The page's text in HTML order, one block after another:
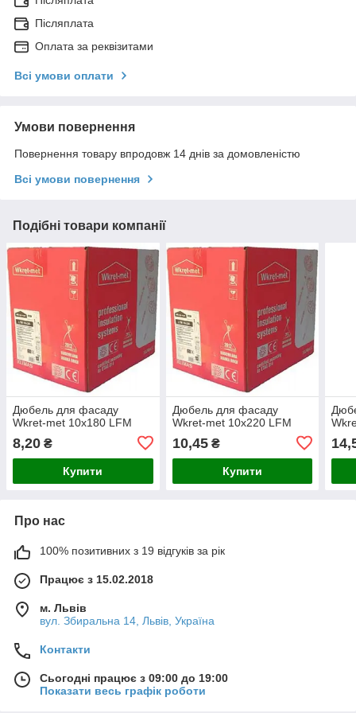
Післяплата
Оплата за реквізитами
Всі умови оплати
Умови повернення
Повернення товару впродовж 14 днів за домовленістю
Всі умови повернення
Подібні товари компанії
Дюбель для фасаду
Wkret-met 10х180 LFM
8,20 ₴
Купити
Дюбель для фасаду
Wkret-met 10х220 LFM
10,45₴
Купити
Про нас
100% позитивних з 19 відгуків за рік
Працює з 15.02.2018
м. Львів
вул. Збиральна 14, Львів, Україна
Контакти
Сьогодні працює з 09:00 до 19:00
Показати весь графік роботи